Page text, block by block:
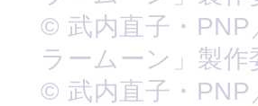
© 武内直子・PNP
ラームーン」製作
© 武内直子・PNP